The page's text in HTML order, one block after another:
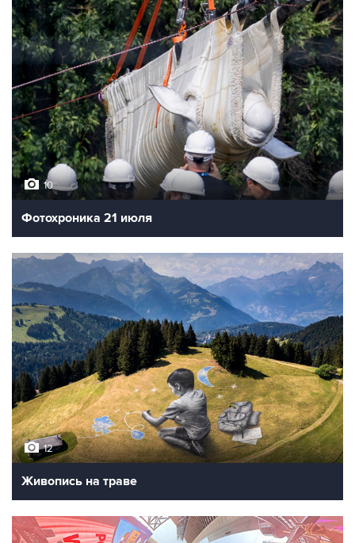
10
Фотохроника 21 июля
12
Живопись на траве